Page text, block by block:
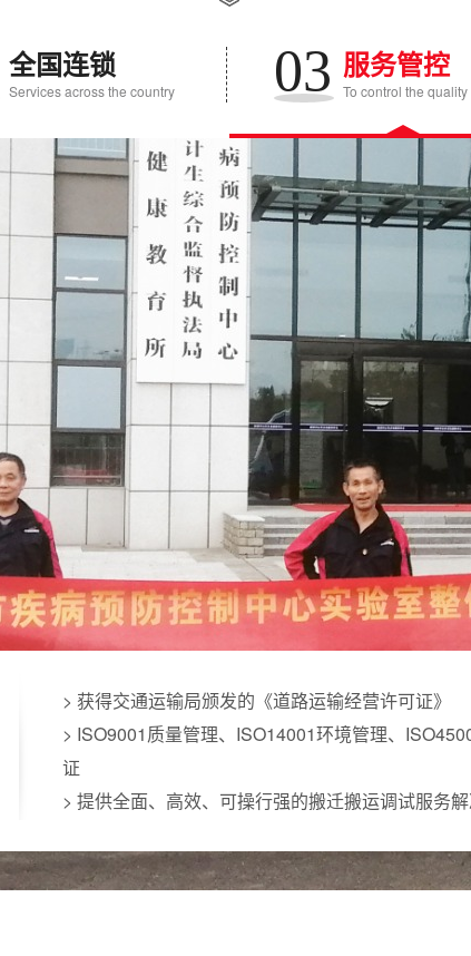
全国连锁
Services across the country 03 服务管控
To control the quality
> 多年实验室仪器设备搬运调试服务安全经验积累
> 搬运前后，多方见证，贵重仪器设备调试做好性
> 危险试剂耗材进一步统计，细化搬运分类，做好安
> 仪器设备、试剂耗材等分类打包，专车分类搬运